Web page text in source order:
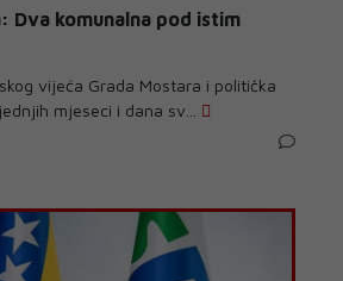
Dva komunalna pod istim
vijeća Grada Mostara i politička
mjeseci i dana sv...